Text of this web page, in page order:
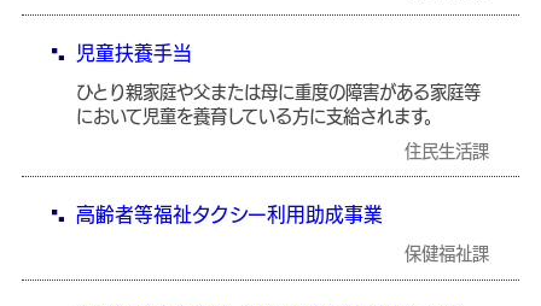
児童扶養手当
ひとり親家庭や父または母に重度の障害がある家庭等
において児童を養育している方に支給されます。
住民生活課
高齢者等福祉タクシー利用助成事業
保健福祉課